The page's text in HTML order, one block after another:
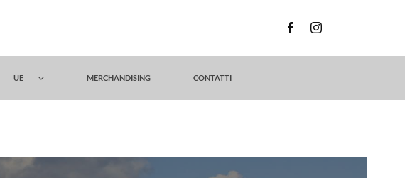
UE MERCHANDISING CONTATTI